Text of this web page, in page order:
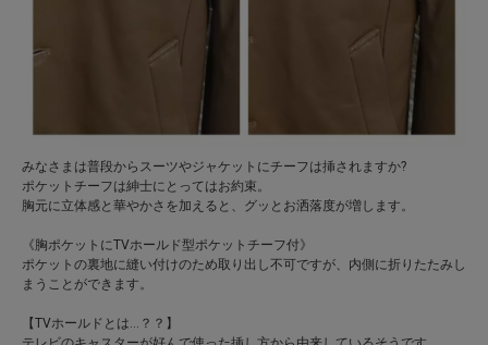
みなさまは普段からスーツやジャケットにチーフは挿されますか?
ポケットチーフは紳士にとってはお約束。
胸元に立体感と華やかさを加えると、グッとお洒落度が増します。
《胸ポケットにTVホールド型ポケットチーフ付》
ポケットの裏地に縫い付けのため取り出し不可ですが、内側に折りたたみし
まうことができます。
【TVホールドとは…？？】